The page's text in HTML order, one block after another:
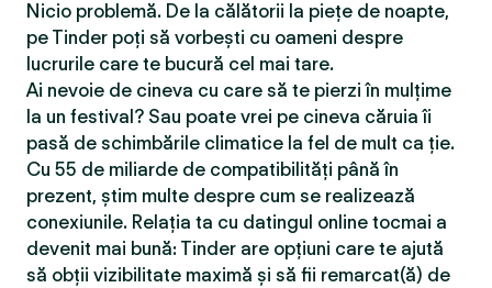
Nicio problemă. De la călătorii la piețe de noapte,
pe Tinder poți să vorbești cu oameni despre
lucrurile care te bucură cel mai tare.
Ai nevoie de cineva cu care să te pierzi în mulțime
la un festival? Sau poate vrei pe cineva căruia îi
pasă de schimbările climatice la fel de mult ca ție.
Cu 55 de miliarde de compatibilităţi până în
prezent, știm multe despre cum se realizează
conexiunile. Relația ta cu datingul online tocmai a
devenit mai bună: Tinder are opțiuni care te ajută
să obții vizibilitate maximă și să fii remarcat(ă) de